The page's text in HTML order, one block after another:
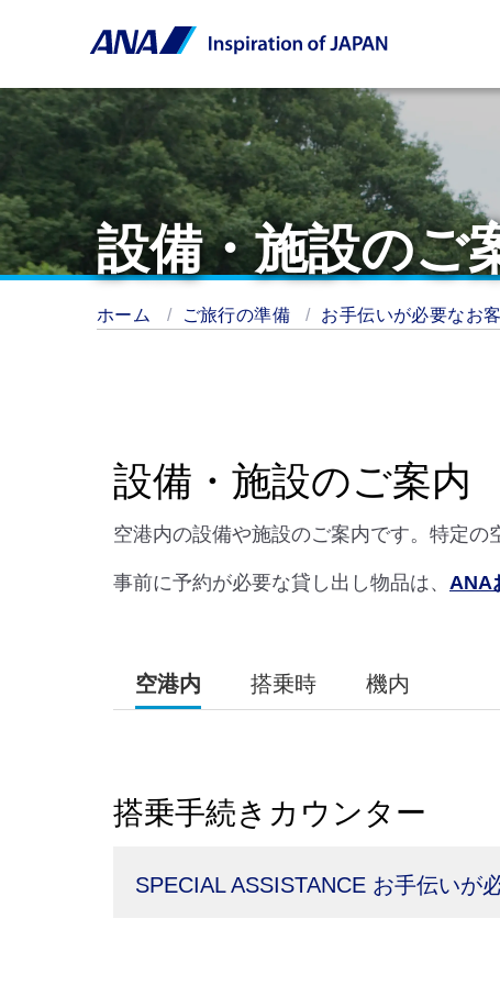
設備・施設のご
ホーム ご旅行の準備 お手伝いが必要なお
設備・施設のご案内
空港内の設備や施設のご案内です。特定の
事前に予約が必要な貸し出し物品は、 ANA
空港内 搭乗時 機内
搭乗手続きカウンター
SPECIAL ASSISTANCE お手伝いが